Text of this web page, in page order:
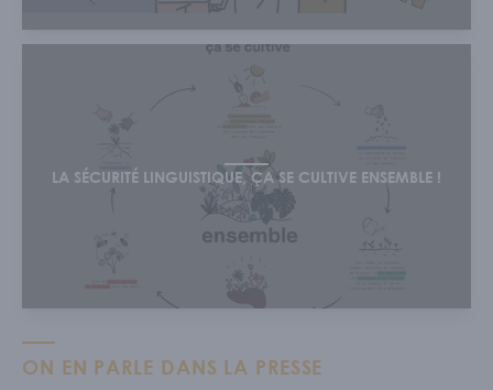
LA SÉCURITÉ LINGUISTIQUE, ÇA SE CULTIVE ENSEMBLE !
ON EN PARLE DANS LA PRESSE